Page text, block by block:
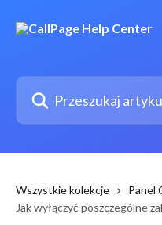
Przeszukaj artykuły...
Wszystkie kolekcje Panel
Jak wyłączyć poszczególne